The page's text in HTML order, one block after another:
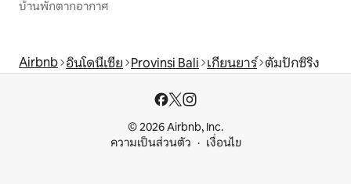
บ้านพักตากอากาศ
Airbnb อินโดนีเซีย Provinsi Bali เกียนยาร์ ตัมปักซิริง
© 2026 Airbnb, Inc.
ความเป็นส่วนตัว
เงื่อนไข